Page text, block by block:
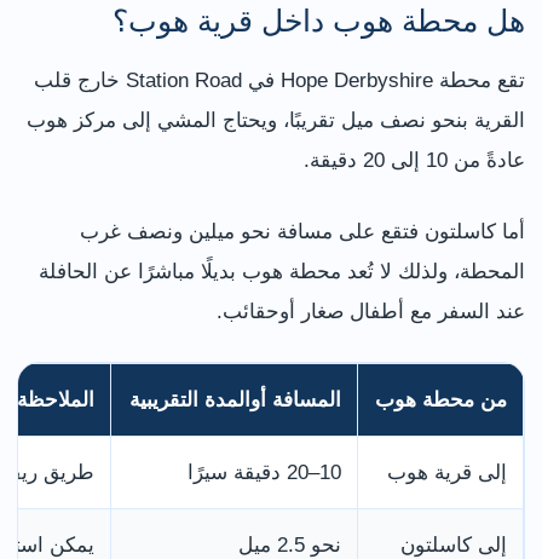
هل محطة هوب داخل قرية هوب؟
تقع محطة Hope Derbyshire في Station Road خارج قلب
القرية بنحو نصف ميل تقريبًا، ويحتاج المشي إلى مركز هوب
عادةً من 10 إلى 20 دقيقة.
أما كاسلتون فتقع على مسافة نحو ميلين ونصف غرب
المحطة، ولذلك لا تُعد محطة هوب بديلًا مباشرًا عن الحافلة
عند السفر مع أطفال صغار أوحقائب.
من محطة هوب المسافة أوالمدة التقريبية الملاحظة
إلى قرية هوب 10–20 دقيقة سيرًا طريق ريفي
إلى كاسلتون نحو 2.5 ميل يمكن